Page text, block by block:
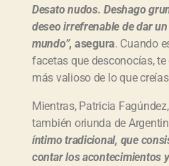
Desato nudos. Deshago
deseo irrefrenable de dar
mundo”, asegura. Cuando
facetas que desconocías,
más valioso de lo que
Mientras, Patricia
también oriunda de
íntimo tradicional, que
contar los acontecimientos